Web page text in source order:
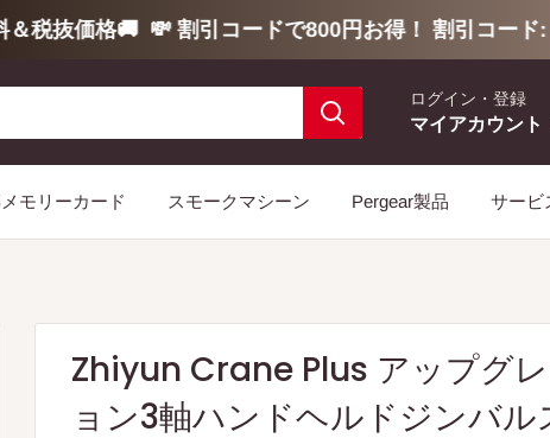
抜価格🚚 💸 割引コードで800円お得！ 割引コード:
ログイン・登録
マイアカウント
モリーカード スモークマシーン Pergear製品 サービ
Zhiyun Crane Plus アップグ
ョン3軸ハンドヘルドジンバル